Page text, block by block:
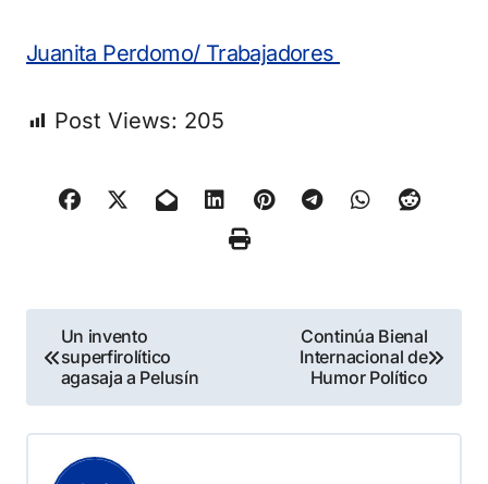
Juanita Perdomo/ Trabajadores
Post Views: 205
Navegación
de
entradas
Un invento
superfirolítico
agasaja a Pelusín
Continúa Bienal
Internacional de
Humor Político